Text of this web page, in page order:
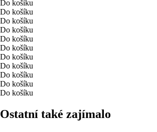
Do košíku
Do košíku
Do košíku
Do košíku
Do košíku
Do košíku
Do košíku
Do košíku
Do košíku
Do košíku
Do košíku
Ostatní také zajímalo